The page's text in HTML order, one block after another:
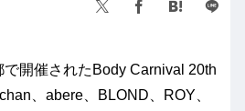
開催されたBody Carnival 20th
、abere、BLOND、ROY、